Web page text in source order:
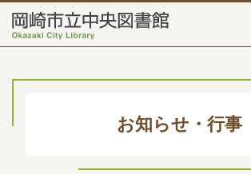
お知らせ・行事